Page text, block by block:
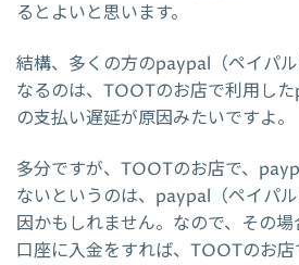
るとよいと思います。
結構、多くの方のpaypal（ペイパ
なるのは、TOOTのお店で利用した
の支払い遅延が原因みたいですよ。
多分ですが、TOOTのお店で、
ないというのは、paypal（ペイパ
因かもしれません。なので、その
口座に入金をすれば、TOOTのお